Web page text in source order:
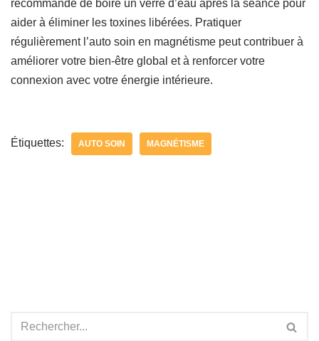
recommandé de boire un verre d’eau après la séance pour
aider à éliminer les toxines libérées. Pratiquer
régulièrement l’auto soin en magnétisme peut contribuer à
améliorer votre bien-être global et à renforcer votre
connexion avec votre énergie intérieure.
Étiquettes: AUTO SOIN MAGNÉTISME